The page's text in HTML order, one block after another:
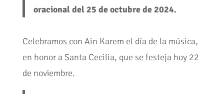
oracional del 25 de octubre de 2024.
Celebramos con Ain Karem el día de la música,
en honor a Santa Cecilia, que se festeja hoy 22
de noviembre.